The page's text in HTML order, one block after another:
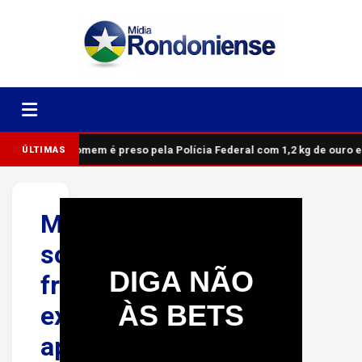
ÚLTIMAS Homem é preso pela Polícia Federal com 1,2 kg de ouro
Mulher
sofre
fratura
exposta
após
DIGA NÃO
ÀS BETS